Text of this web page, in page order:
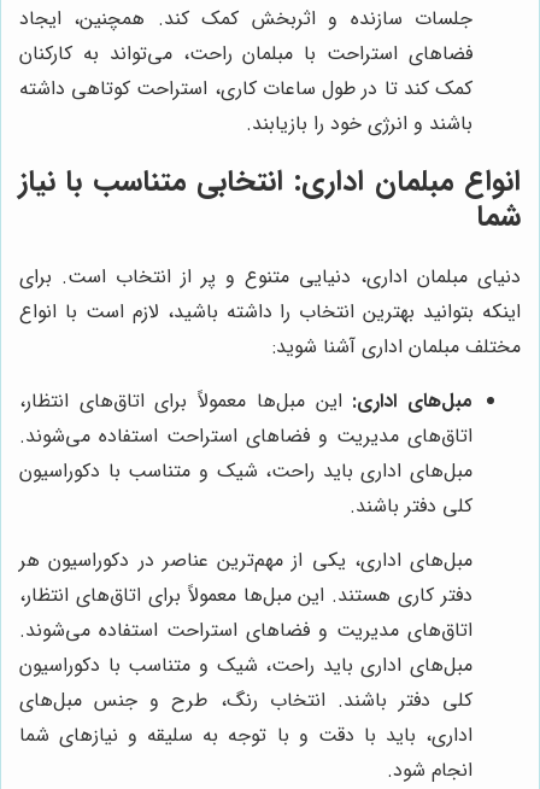
جلسات سازنده و اثربخش کمک کند. همچنین، ایجاد
فضاهای استراحت با مبلمان راحت، می‌تواند به کارکنان
کمک کند تا در طول ساعات کاری، استراحت کوتاهی داشته
باشند و انرژی خود را بازیابند.
انواع مبلمان اداری: انتخابی متناسب با نیاز
شما
دنیای مبلمان اداری، دنیایی متنوع و پر از انتخاب است. برای
اینکه بتوانید بهترین انتخاب را داشته باشید، لازم است با انواع
مختلف مبلمان اداری آشنا شوید:
مبل‌های اداری: این مبل‌ها معمولاً برای اتاق‌های انتظار،
اتاق‌های مدیریت و فضاهای استراحت استفاده می‌شوند.
مبل‌های اداری باید راحت، شیک و متناسب با دکوراسیون
کلی دفتر باشند.
مبل‌های اداری، یکی از مهم‌ترین عناصر در دکوراسیون هر
دفتر کاری هستند. این مبل‌ها معمولاً برای اتاق‌های انتظار،
اتاق‌های مدیریت و فضاهای استراحت استفاده می‌شوند.
مبل‌های اداری باید راحت، شیک و متناسب با دکوراسیون
کلی دفتر باشند. انتخاب رنگ، طرح و جنس مبل‌های
اداری، باید با دقت و با توجه به سلیقه و نیازهای شما
انجام شود.